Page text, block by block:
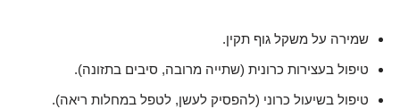
שמירה על משקל גוף תקין.
טיפול בעצירות כרונית (שתייה מרובה, סיבים בתזונה).
טיפול בשיעול כרוני (להפסיק לעשן, לטפל במחלות ריאה).